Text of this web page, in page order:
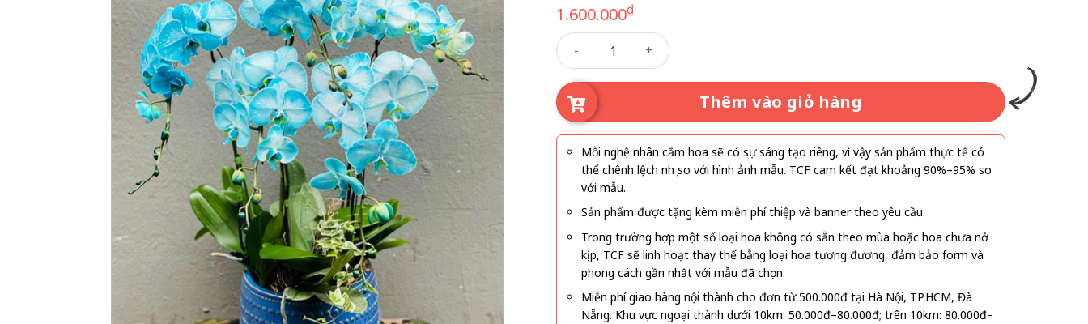
1.600.000₫
Chậu 5 cành lan hồ điệp số lượng
Thêm vào giỏ hàng
Mỗi nghệ nhân cắm hoa sẽ có sự sáng tạo riêng, vì vậy sản phẩm thực tế có
thể chênh lệch nhẹ so với hình ảnh mẫu. TCF cam kết đạt khoảng 90%–95% so
với mẫu.
Sản phẩm được tặng kèm miễn phí thiệp và banner theo yêu cầu.
Trong trường hợp một số loại hoa không có sẵn theo mùa hoặc hoa chưa nở
kịp, TCF sẽ linh hoạt thay thế bằng loại hoa tương đương, đảm bảo form và
phong cách gần nhất với mẫu đã chọn.
Miễn phí giao hàng nội thành cho đơn từ 500.000đ tại Hà Nội, TP.HCM, Đà
Nẵng. Khu vực ngoại thành dưới 10km: 50.000đ–80.000đ; trên 10km: 80.000đ–